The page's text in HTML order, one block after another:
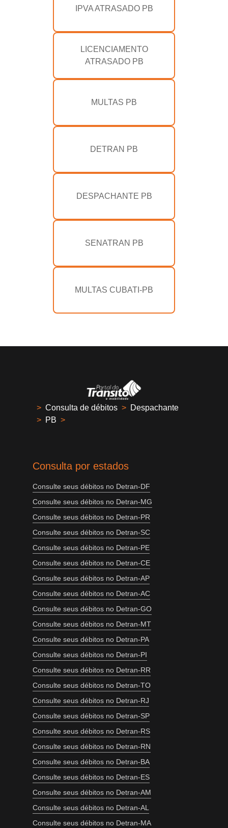
IPVA ATRASADO PB
LICENCIAMENTO
ATRASADO PB
MULTAS PB
DETRAN PB
DESPACHANTE PB
SENATRAN PB
MULTAS CUBATI-PB
> Consulta de débitos > Despachante
> PB >
Consulta por estados
Consulte seus débitos no Detran-DF
Consulte seus débitos no Detran-MG
Consulte seus débitos no Detran-PR
Consulte seus débitos no Detran-SC
Consulte seus débitos no Detran-PE
Consulte seus débitos no Detran-CE
Consulte seus débitos no Detran-AP
Consulte seus débitos no Detran-AC
Consulte seus débitos no Detran-GO
Consulte seus débitos no Detran-MT
Consulte seus débitos no Detran-PA
Consulte seus débitos no Detran-PI
Consulte seus débitos no Detran-RR
Consulte seus débitos no Detran-TO
Consulte seus débitos no Detran-RJ
Consulte seus débitos no Detran-SP
Consulte seus débitos no Detran-RS
Consulte seus débitos no Detran-RN
Consulte seus débitos no Detran-BA
Consulte seus débitos no Detran-ES
Consulte seus débitos no Detran-AM
Consulte seus débitos no Detran-AL
Consulte seus débitos no Detran-MA